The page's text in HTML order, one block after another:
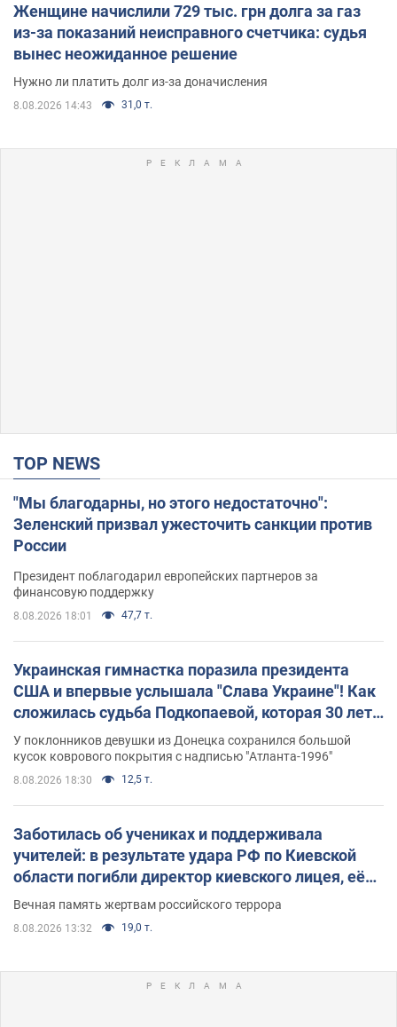
Женщине начислили 729 тыс. грн долга за газ
из-за показаний неисправного счетчика: судья
вынес неожиданное решение
Нужно ли платить долг из-за доначисления
8.08.2026 14:43 31,0 т.
TOP NEWS
"Мы благодарны, но этого недостаточно":
Зеленский призвал ужесточить санкции против
России
Президент поблагодарил европейских партнеров за
финансовую поддержку
8.08.2026 18:01 47,7 т.
Украинская гимнастка поразила президента
США и впервые услышала "Слава Украине"! Как
сложилась судьба Подкопаевой, которая 30 лет
назад завоевала "золото" Олимпиады
У поклонников девушки из Донецка сохранился большой
кусок коврового покрытия с надписью "Атланта-1996"
8.08.2026 18:30 12,5 т.
Заботилась об учениках и поддерживала
учителей: в результате удара РФ по Киевской
области погибли директор киевского лицея, её
муж и внук
Вечная память жертвам российского террора
8.08.2026 13:32 19,0 т.